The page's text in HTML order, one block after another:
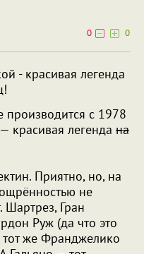
0
0
- красивая легенда
с 1978
красивая легенда на
Приятно, но, на
не
Шартрез, Гран
Руж (да что это
же Франджелико